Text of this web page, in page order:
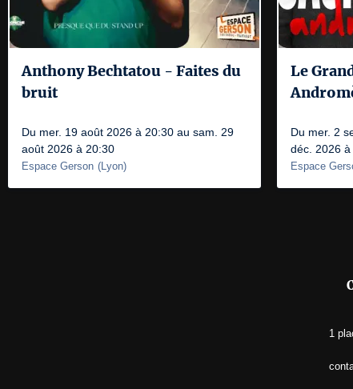
Anthony Bechtatou - Faites du
bruit
Du mer. 19 août 2026 à 20:30 au sam. 29
août 2026 à 20:30
Espace Gerson (Lyon)
Le
Du mer. 2
déc. 2026
Espace
1